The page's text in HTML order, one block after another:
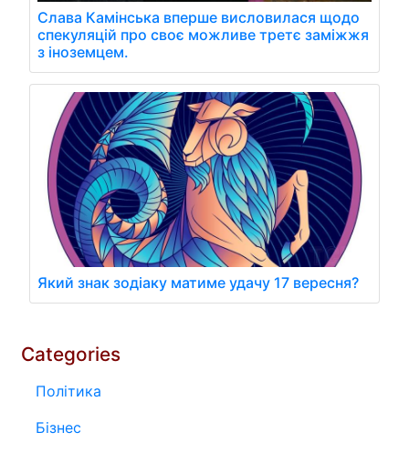
Слава Камінська вперше висловилася щодо
спекуляцій про своє можливе третє заміжжя
з іноземцем.
Який знак зодіаку матиме удачу 17 вересня?
Categories
Політика
Бізнес